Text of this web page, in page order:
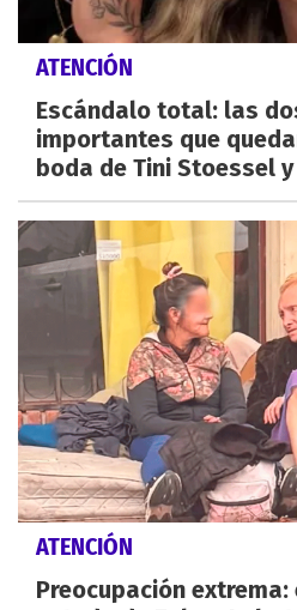
ATENCIÓN
Escándalo total: las
importantes que
boda de Tini Stoessel
ATENCIÓN
Preocupación